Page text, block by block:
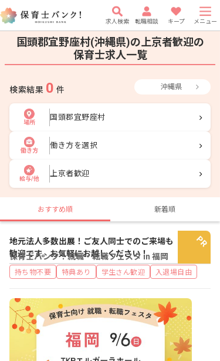
求人検索 転職相談 キープ メニュー
国頭郡宜野座村(沖縄県)の上京者歓迎の
保育士求人一覧
検索結果 0 件 沖縄県
場所
国頭郡宜野座村
働き方
働き方を選択
給与/他
上京者歓迎
おすすめ順 新着順
保育士バンク！就職・転職フェスタ in 福岡
地元法人多数出展！ご友人同士でのご来場も
歓迎です。お気軽にお越しください！
持ち物不要 特典あり 学生さん歓迎 入退場自由